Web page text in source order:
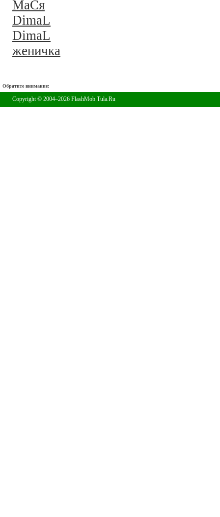
MaСя
DimaL
DimaL
женичка
Обратите внимание:
Copyright © 2004–2026 FlashMob.Tula.Ru